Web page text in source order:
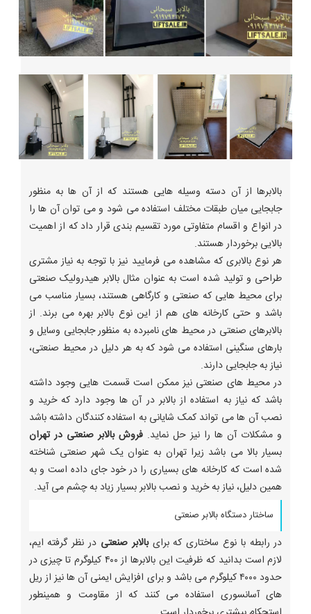
بالابرها از آن دسته وسیله هایی هستند که از آن ها به منظور
جابجایی میان طبقات مختلف استفاده می شود و می توان آن ها را
در انواع و اقسام متفاوتی مورد تقسیم بندی قرار داد که از اهمیت
بالایی برخوردار هستند.
هر نوع بالابری که مشاهده می فرمایید نیز با توجه به نیاز مشتری
طراحی و تولید شده است به عنوان مثال بالابر هیدرولیک صنعتی
برای محیط هایی که صنعتی و کارگاهی هستند، بسیار مناسب می
باشد و حتی کارخانه های هم از این نوع بالابر بهره می برند. از
بالابرهای صنعتی در محیط های نامبرده به منظور جابجایی وسایل و
بارهای سنگینی استفاده می شود که به هر دلیل در محیط صنعتی،
نیاز به جابجایی دارند.
در محیط های صنعتی نیز ممکن است قسمت هایی وجود داشته
باشد که نیاز به استفاده از بالابر در آن ها وجود دارد که خرید و
نصب آن ها می تواند کمک شایانی به استفاده کنندگان داشته باشد
و مشکلات آن ها را نیز حل نماید.فروش بالابر صنعتی در تهران
بسیار بالا می باشد زیرا تهران به عنوان یک شهر صنعتی شناخته
شده است که کارخانه های بسیاری را در خود جای داده است و به
همین دلیل، نیاز به خرید و نصب بالابر بسیار زیاد به چشم می آید.
ساختار دستگاه بالابر صنعتی
در رابطه با نوع ساختاری که برایبالابر صنعتی در نظر گرفته ایم،
لازم است بدانید که ظرفیت این بالابرها از ۴۰۰ کیلوگرم تا چیزی در
حدود ۴۰۰۰ کیلوگرم می باشد و برای افزایش ایمنی آن ها نیز از ریل
های آسانسوری استفاده می کنند که از مقاومت و همینطور